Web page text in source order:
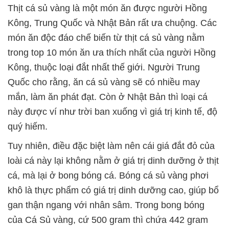
Thịt cá sủ vàng là một món ăn được người Hồng
Kông, Trung Quốc và Nhật Bản rất ưa chuộng. Các
món ăn độc đáo chế biến từ thịt cá sủ vàng nằm
trong top 10 món ăn ưa thích nhất của người Hồng
Kông, thuộc loại đắt nhất thế giới. Người Trung
Quốc cho rằng, ăn cá sủ vàng sẽ có nhiều may
mắn, làm ăn phát đạt. Còn ở Nhật Bản thì loại cá
này được ví như trời ban xuống vì giá trị kinh tế, độ
quý hiếm.
Tuy nhiên, điều đặc biệt làm nên cái giá đắt đỏ của
loài cá này lại không nằm ở giá trị dinh dưỡng ở thịt
cá, mà lại ở bong bóng cá. Bóng cá sủ vàng phơi
khô là thực phẩm có giá trị dinh dưỡng cao, giúp bổ
gan thận ngang với nhân sâm. Trong bong bóng
của Cá Sủ vàng, cứ 500 gram thì chứa 442 gram